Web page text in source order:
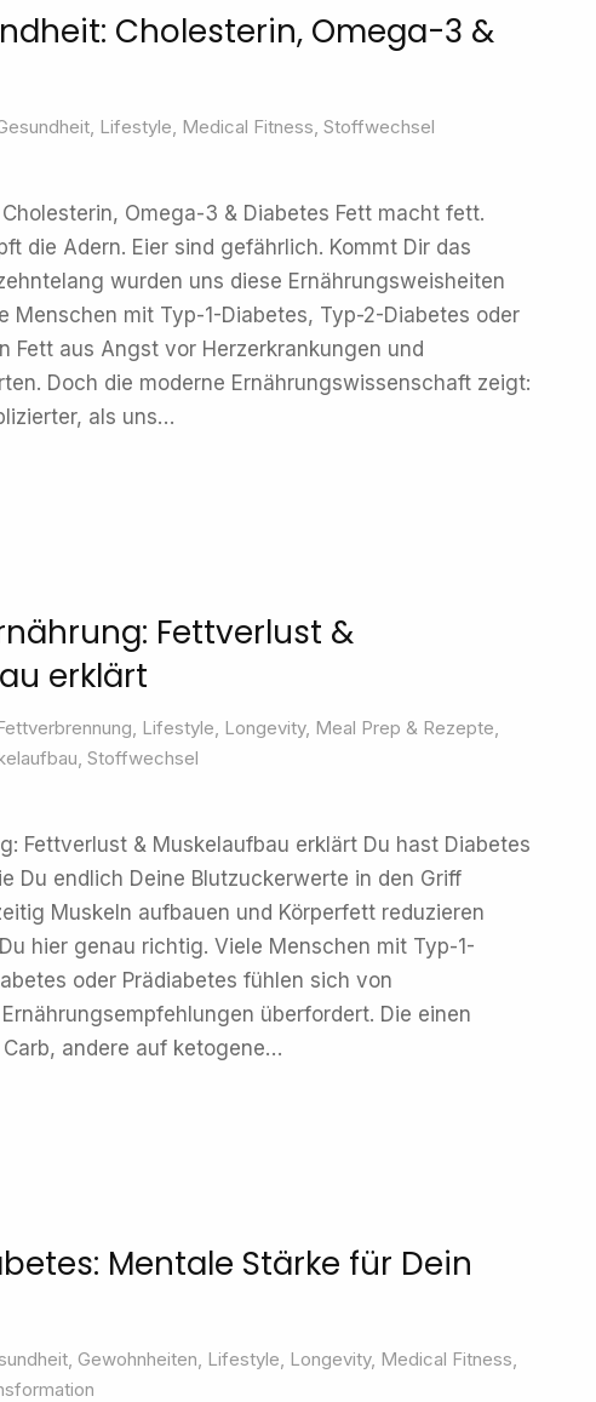
Cholesterin, Omega-3 &
, Lifestyle, Medical Fitness, Stoffwechsel
Omega-3 & Diabetes Fett macht fett.
die Adern. Eier sind gefährlich. Kommt Dir das
wurden uns diese Ernährungsweisheiten
Menschen mit Typ-1-Diabetes, Typ-2-Diabetes oder
Fett aus Angst vor Herzerkrankungen und
Doch die moderne Ernährungswissenschaft zeigt:
als uns…
Fettverlust &
erklärt
, Lifestyle, Longevity, Meal Prep & Rezepte,
, Stoffwechsel
Fettverlust & Muskelaufbau erklärt Du hast Diabetes
Du endlich Deine Blutzuckerwerte in den Griff
Muskeln aufbauen und Körperfett reduzieren
hier genau richtig. Viele Menschen mit Typ-1-
oder Prädiabetes fühlen sich von
überfordert. Die einen
andere auf ketogene…
Mentale Stärke für Dein
, Gewohnheiten, Lifestyle, Longevity, Medical Fitness,